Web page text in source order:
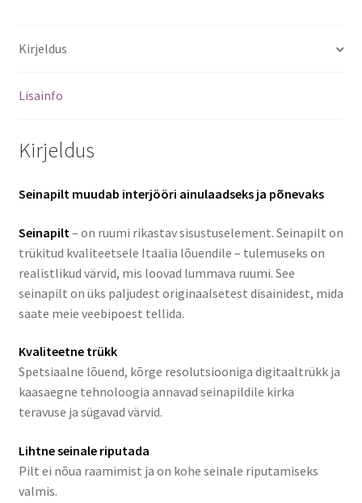
Kirjeldus
Lisainfo
Kirjeldus
Seinapilt muudab interjööri ainulaadseks ja põnevaks
Seinapilt – on ruumi rikastav sisustuselement. Seinapilt on
trükitud kvaliteetsele Itaalia lõuendile – tulemuseks on
realistlikud värvid, mis loovad lummava ruumi. See
seinapilt on üks paljudest originaalsetest disainidest, mida
saate meie veebipoest tellida.
Kvaliteetne trükk
Spetsiaalne lõuend, kõrge resolutsiooniga digitaaltrükk ja
kaasaegne tehnoloogia annavad seinapildile kirka
teravuse ja sügavad värvid.
Lihtne seinale riputada
Pilt ei nõua raamimist ja on kohe seinale riputamiseks
valmis.